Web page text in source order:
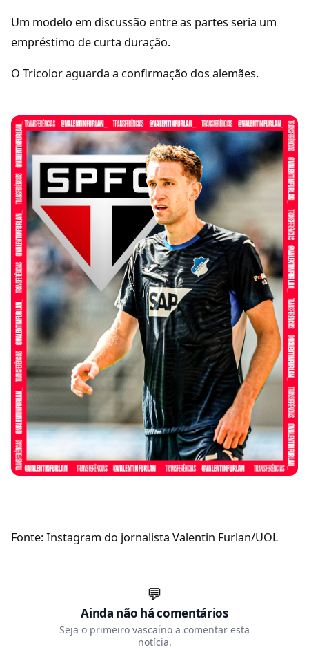
Um modelo em discussão entre as partes seria um
empréstimo de curta duração.
O Tricolor aguarda a confirmação dos alemães.
Fonte: Instagram do jornalista Valentin Furlan/UOL
💬
Ainda não há comentários
Seja o primeiro vascaíno a comentar esta
notícia.